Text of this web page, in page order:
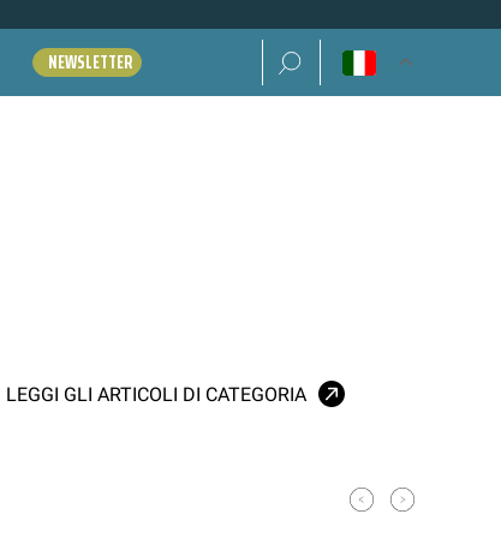
NEWSLETTER Ricerca per:
LEGGI GLI ARTICOLI DI CATEGORIA